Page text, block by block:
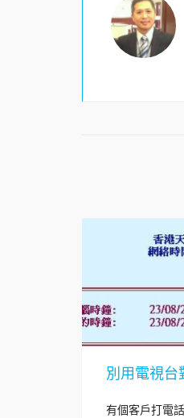
別用電視台
有個客戶打電